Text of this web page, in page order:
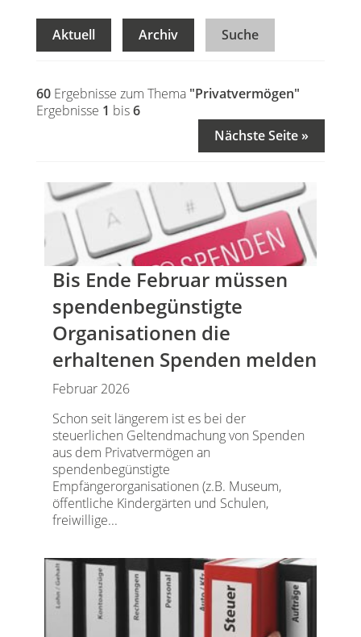
Aktuell Archiv Suche
60Ergebnisse zum Thema "Privatvermögen"
Ergebnisse 1 bis6
Nächste Seite »
Bis Ende Februar müssen
spendenbegünstigte
Organisationen die
erhaltenen Spenden melden
Februar 2026
Schon seit längerem ist es bei der
steuerlichen Geltendmachung von Spenden
aus dem Privatvermögen an
spendenbegünstigte
Empfängerorganisationen (z.B. Museum,
öffentliche Kindergärten und Schulen,
freiwillige...